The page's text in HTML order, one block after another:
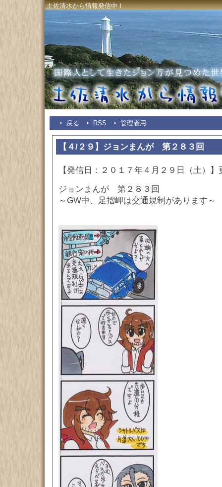
土佐清水から情報発信中！
戻る RSS 管理者用
【４/２９】ジョンまんが 第２８３回
【発信日：２０１７年４月２９日（土）】
ジョンまんが 第２８３回
～GW中、足摺岬は交通規制があります～